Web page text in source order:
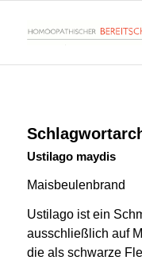
Ustilago maydis
Maisbeulenbrand
Ustilago ist ein
ausschließlich auf
die als schwarze